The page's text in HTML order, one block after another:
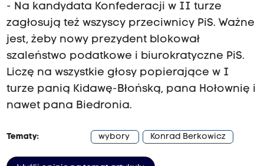
- Na kandydata Konfederacji w II turze
zagłosują też wszyscy przeciwnicy PiS. Ważne
jest, żeby nowy prezydent blokował
szaleństwo podatkowe i biurokratyczne PiS.
Liczę na wszystkie głosy popierające w I
turze panią Kidawę-Błońską, pana Hołownię i
nawet pana Biedronia.
Tematy: wybory Konrad Berkowicz